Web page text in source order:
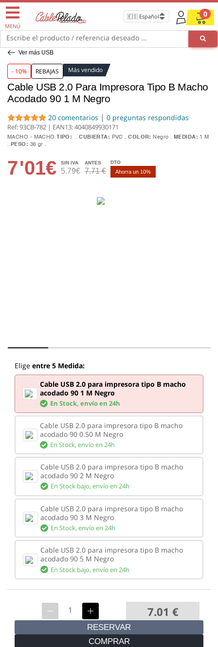
MENÚ
0
Escribe el producto / referencia deseado ...
Ver más USB
- 10% REBAJAS Más vendido
Cable USB 2.0 Para Impresora Tipo B Macho
Acodado 90 1 M Negro
20 comentarios | 0 preguntas respondidas
Ref: 93CB-782 | EAN13:4040849930171
MACHO - MACHO TIPO: CUBIERTA: PVC COLOR: Negro MEDIDA: 1 M
PESO: 36 gr
7'01€ SIN IVA
5.79€
ANTES
7.71 €
DTO
Ahorra un 10%
Elige entre 5 Medida:
Cable USB 2.0 para impresora tipo B macho
acodado 90 1 M Negro
En Stock, envío en 24h
Cable USB 2.0 para impresora tipo B macho
acodado 90 0.50 M Negro
En Stock,envío en 24h
Cable USB 2.0 para impresora tipo B macho
acodado 90 2 M Negro
En Stock bajo, envío en 24h
Cable USB 2.0 para impresora tipo B macho
acodado 90 3 M Negro
En Stock, envío en 24h
Cable USB 2.0 para impresora tipo B macho
acodado 90 5 M Negro
En Stock bajo, envío en 24h
7.01 €
RESERVAR
COMPRAR